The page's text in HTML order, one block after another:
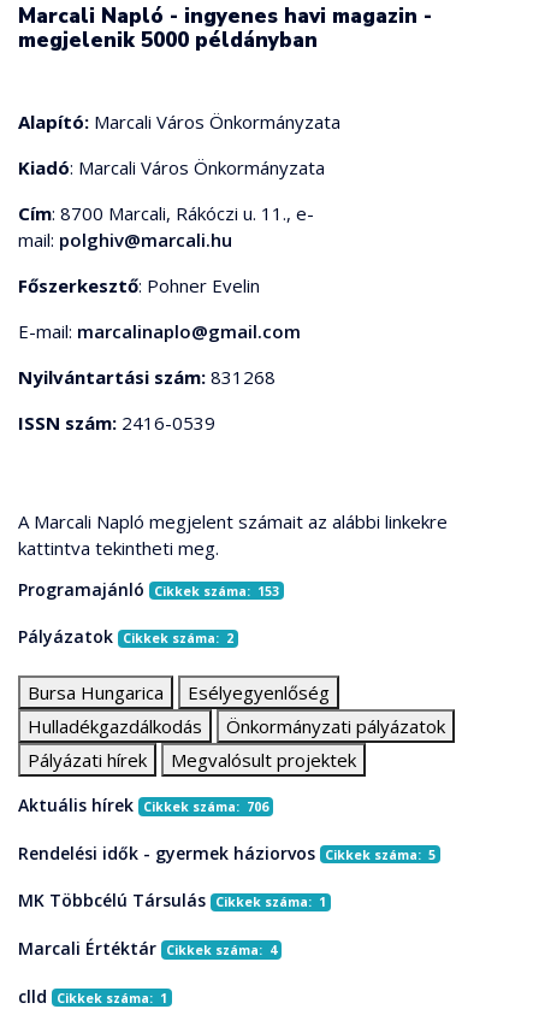
Marcali Napló - ingyenes havi magazin -
megjelenik 5000 példányban
Alapító: Marcali Város Önkormányzata
Kiadó: Marcali Város Önkormányzata
Cím: 8700 Marcali, Rákóczi u. 11., e-
mail: polghiv@marcali.hu
Főszerkesztő: Pohner Evelin
E-mail: marcalinaplo@gmail.com
Nyilvántartási szám: 831268
ISSN szám: 2416-0539
A Marcali Napló megjelent számait az alábbi linkekre
kattintva tekintheti meg.
Programajánló Cikkek száma: 153
Pályázatok Cikkek száma: 2
Bursa Hungarica
Esélyegyenlőség
Hulladékgazdálkodás
Önkormányzati pályázatok
Pályázati hírek
Megvalósult projektek
Aktuális hírek Cikkek száma: 706
Rendelési idők - gyermek háziorvos Cikkek száma: 5
MK Többcélú Társulás Cikkek száma: 1
Marcali Értéktár Cikkek száma: 4
clld Cikkek száma: 1